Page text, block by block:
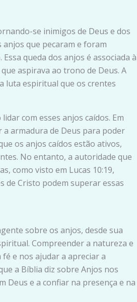
se inimigos de Deus e dos
anjos que pecaram e foram
queda dos anjos é associada à
aspirava ao trono de Deus. A
luta espiritual que os crentes
com esses anjos caídos. Em
a armadura de Deus para poder
os anjos caídos estão ativos,
No entanto, a autoridade que
como visto em Lucas 10:19,
de Cristo podem superar essas
sobre os anjos, desde sua
Compreender a natureza e
e nos ajudar a apreciar a
a Bíblia diz sobre Anjos nos
Deus e a confiar na presença e na